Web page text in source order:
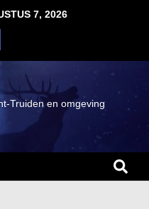
7, 2026
Truiden en omgeving